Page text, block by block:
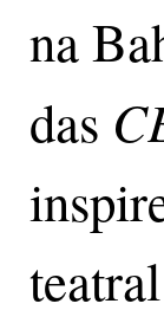
na
das